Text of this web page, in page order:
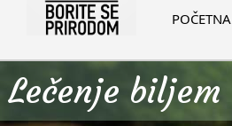
POČETNA
Lečenje biljem